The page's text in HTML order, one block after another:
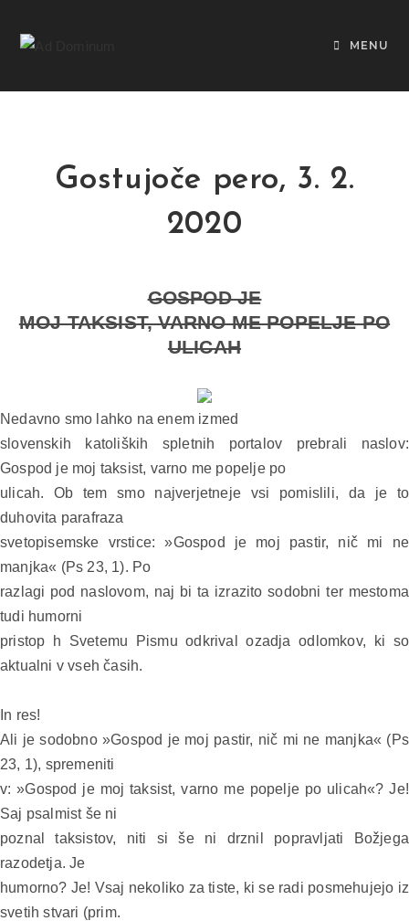
MENU
Gostujoče pero, 3. 2.
2020
GOSPOD JE
MOJ TAKSIST, VARNO ME POPELJE PO
ULICAH
Nedavno smo lahko na enem izmed
slovenskih katoliških spletnih portalov prebrali naslov:
Gospod je moj taksist, varno me popelje po
ulicah. Ob tem smo najverjetneje vsi pomislili, da je to
duhovita parafraza
svetopisemske vrstice: »Gospod je moj pastir, nič mi ne
manjka« (Ps 23, 1). Po
razlagi pod naslovom, naj bi ta izrazito sodobni ter mestoma
tudi humorni
pristop h Svetemu Pismu odkrival ozadja odlomkov, ki so
aktualni v vseh časih.
In res!
Ali je sodobno »Gospod je moj pastir, nič mi ne manjka« (Ps
23, 1), spremeniti
v: »Gospod je moj taksist, varno me popelje po ulicah«? Je!
Saj psalmist še ni
poznal taksistov, niti si še ni drznil popravljati Božjega
razodetja. Je
humorno? Je! Vsaj nekoliko za tiste, ki se radi posmehujejo iz
svetih stvari (prim.